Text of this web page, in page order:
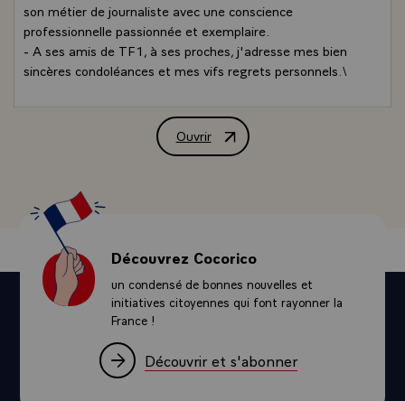
son métier de journaliste avec une conscience
professionnelle passionnée et exemplaire.
- A ses amis de TF1, à ses proches, j'adresse mes bien
sincères condoléances et mes vifs regrets personnels.\
Ouvrir
Télégramme de condoléances
Découvrez Cocorico
un condensé de bonnes nouvelles et
initiatives citoyennes qui font rayonner la
France !
Découvrir et s'abonner